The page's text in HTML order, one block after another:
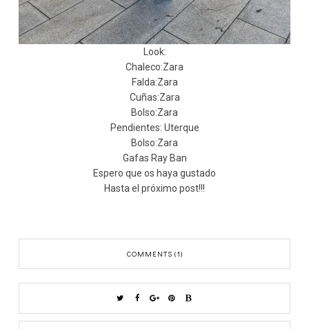
Look:
Chaleco:Zara
Falda:Zara
Cuñas:Zara
Bolso:Zara
Pendientes: Uterque
Bolso:Zara
Gafas Ray Ban
Espero que os haya gustado
Hasta el próximo post!!!
COMMENTS (1)